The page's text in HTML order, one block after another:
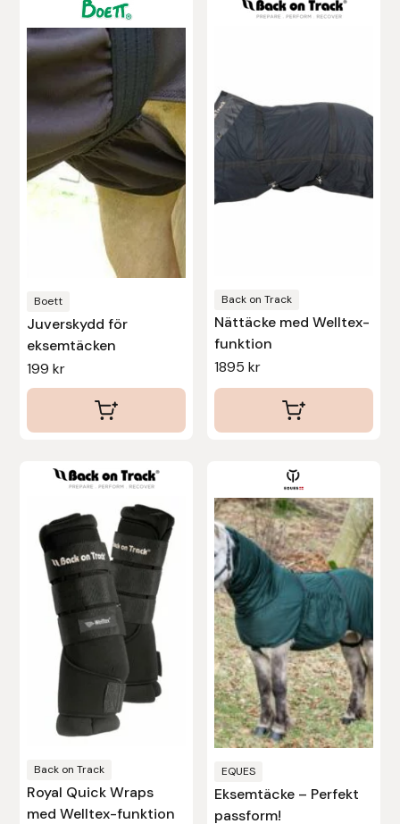
Boett
Juverskydd för
eksemtäcken
199kr
här
produkten
flera
varianter.
De
olika
alternativen
produktsidan
Back on Track
Nättäcke med Welltex-
funktion
1895 kr
flera
varianter.
De
olika
alternativen
produktsidan
Back on Track
Royal Quick Wraps
med Welltex-funktion
produkten
har
flera
varianter.
alternativen
väljas
produktsidan
EQUES
Eksemtäcke – Perfekt
passform!
Tunahaken
Uhip
Vals
Werkman Hoofcare
Willab